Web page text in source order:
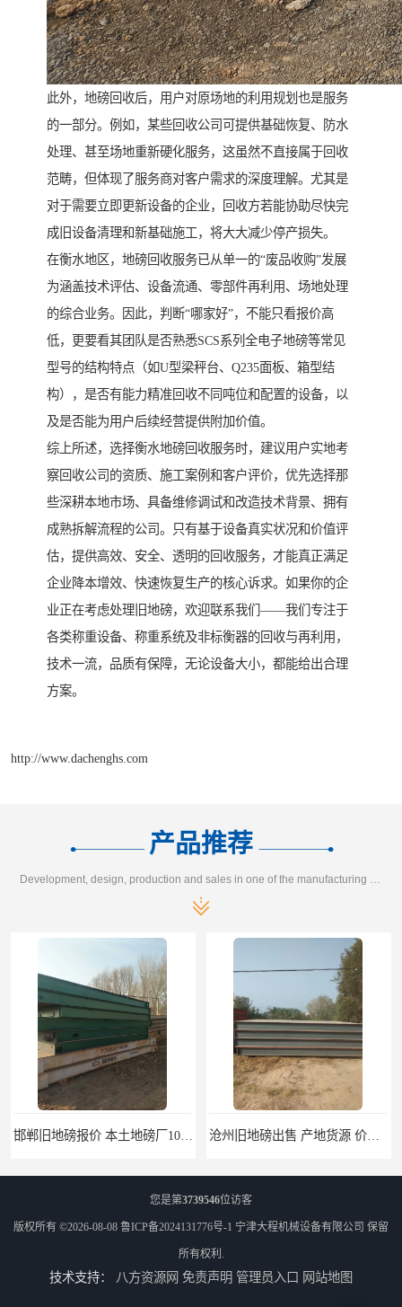
此外，地磅回收后，用户对原场地的利用规划也是服务
的一部分。例如，某些回收公司可提供基础恢复、防水
处理、甚至场地重新硬化服务，这虽然不直接属于回收
范畴，但体现了服务商对客户需求的深度理解。尤其是
对于需要立即更新设备的企业，回收方若能协助尽快完
成旧设备清理和新基础施工，将大大减少停产损失。
在衡水地区，地磅回收服务已从单一的“废品收购”发展
为涵盖技术评估、设备流通、零部件再利用、场地处理
的综合业务。因此，判断“哪家好”，不能只看报价高
低，更要看其团队是否熟悉SCS系列全电子地磅等常见
型号的结构特点（如U型梁秤台、Q235面板、箱型结
构），是否有能力精准回收不同吨位和配置的设备，以
及是否能为用户后续经营提供附加价值。
综上所述，选择衡水地磅回收服务时，建议用户实地考
察回收公司的资质、施工案例和客户评价，优先选择那
些深耕本地市场、具备维修调试和改造技术背景、拥有
成熟拆解流程的公司。只有基于设备真实状况和价值评
估，提供高效、安全、透明的回收服务，才能真正满足
企业降本增效、快速恢复生产的核心诉求。如果你的企
业正在考虑处理旧地磅，欢迎联系我们——我们专注于
各类称重设备、称重系统及非标衡器的回收与再利用，
技术一流，品质有保障，无论设备大小，都能给出合理
方案。
http://www.dachenghs.com
产品推荐
邯郸旧地磅报价 本土地磅厂100秒报价 沧州旧地磅出售 产地货源 价格优惠
您是第3739546位访客
版权所有 ©2026-08-08 鲁ICP备2024131776号-1 宁津大程机械设备有限公司 保留
所有权利.
技术支持： 八方资源网 免责声明 管理员入口 网站地图